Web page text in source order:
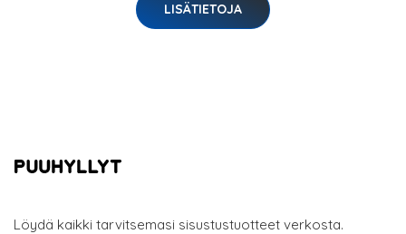
LISÄTIETOJA
Löydä kaikki tarvitsemasi sisustustuotteet verkosta.